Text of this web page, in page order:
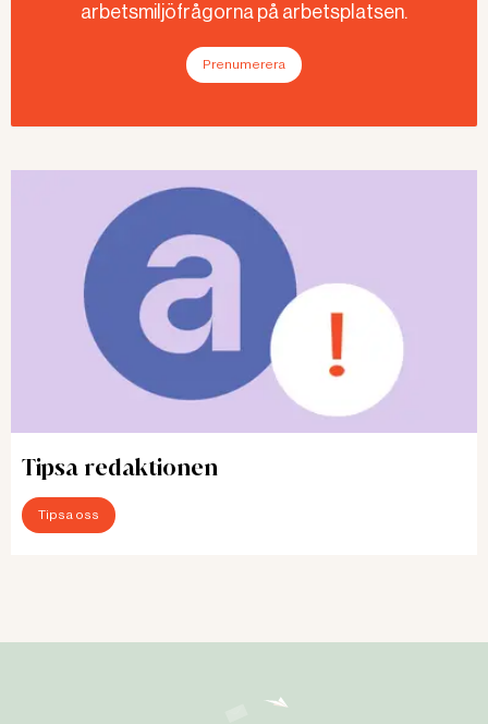
arbetsmiljöfrågorna på arbetsplatsen.
Prenumerera
Tipsa redaktionen
Tipsa oss